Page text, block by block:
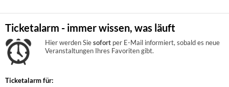
Ticketalarm - immer wissen, was läuft
Hier werden Siesofort per E-Mail informiert, sobald es neue
Veranstaltungen Ihres Favoriten gibt.
Ticketalarm für: